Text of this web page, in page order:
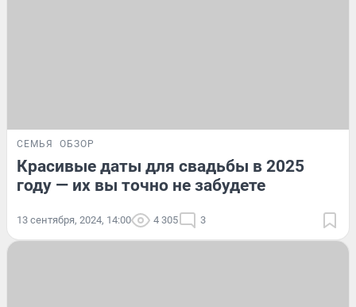
СЕМЬЯ ОБЗОР
Красивые даты для свадьбы в 2025
году — их вы точно не забудете
13 сентября, 2024, 14:00 4 305 3